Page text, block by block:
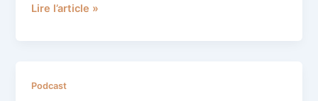
Lire l’article »
Podcast
Podcast